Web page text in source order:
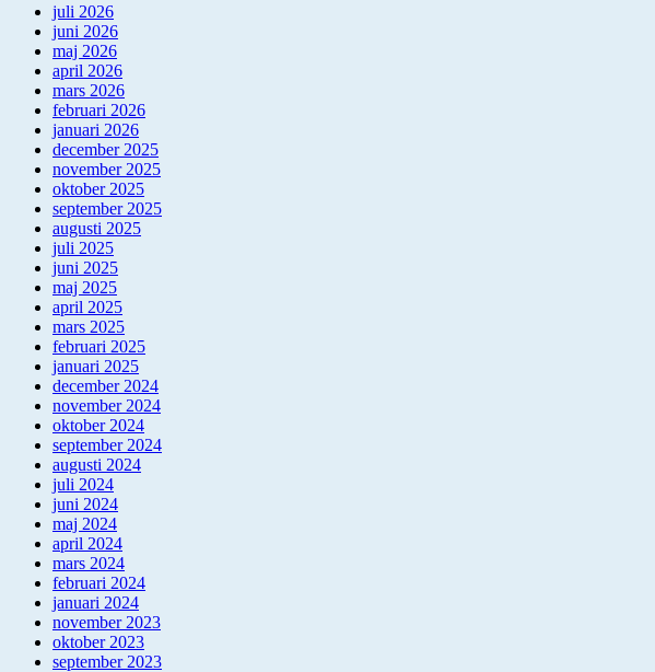
juli 2026
juni 2026
maj 2026
april 2026
mars 2026
februari 2026
januari 2026
december 2025
november 2025
oktober 2025
september 2025
augusti 2025
juli 2025
juni 2025
maj 2025
april 2025
mars 2025
februari 2025
januari 2025
december 2024
november 2024
oktober 2024
september 2024
augusti 2024
juli 2024
juni 2024
maj 2024
april 2024
mars 2024
februari 2024
januari 2024
november 2023
oktober 2023
september 2023